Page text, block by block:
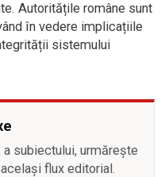
Autoritățile române sunt
în vedere implicațiile
sistemului
subiectului, urmărește
flux editorial.